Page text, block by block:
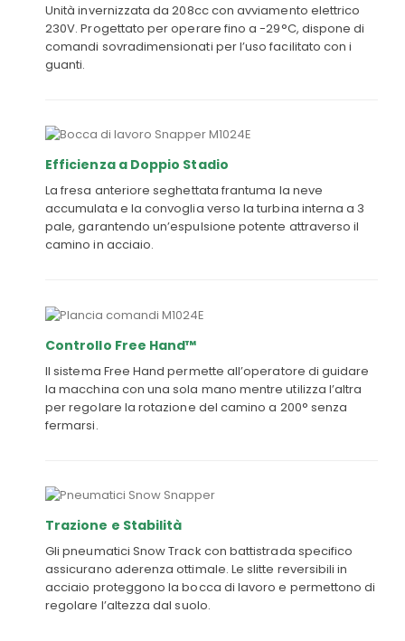
Unità invernizzata da 208cc con avviamento elettrico
230V. Progettato per operare fino a -29°C, dispone di
comandi sovradimensionati per l’uso facilitato con i
guanti.
Efficienza a Doppio Stadio
La fresa anteriore seghettata frantuma la neve
accumulata e la convoglia verso la turbina interna a 3
pale, garantendo un’espulsione potente attraverso il
camino in acciaio.
Controllo Free Hand™
Il sistema Free Hand permette all’operatore di guidare
la macchina con una sola mano mentre utilizza l’altra
per regolare la rotazione del camino a 200° senza
fermarsi.
Trazione e Stabilità
Gli pneumatici Snow Track con battistrada specifico
assicurano aderenza ottimale. Le slitte reversibili in
acciaio proteggono la bocca di lavoro e permettono di
regolare l’altezza dal suolo.